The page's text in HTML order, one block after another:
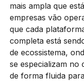
mais ampla que
empresas vão
que cada
completa está
de ecossistema,
se especializam no
de forma fluida